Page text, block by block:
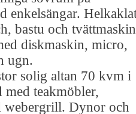
enkelsängar.
bastu och
diskmaskin, micro,
ugn.
solig altan 70 kvm i
med teakmöbler,
webergrill. Dynor och